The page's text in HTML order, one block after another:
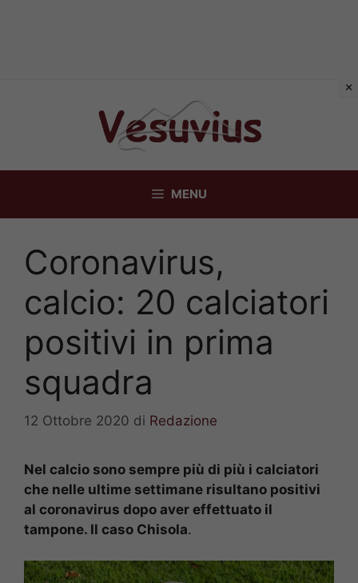
MENU
Coronavirus,
calcio: 20 calciatori
positivi in prima
squadra
12 Ottobre 2020 di Redazione
Nel calcio sono sempre più di più i calciatori
che nelle ultime settimane risultano positivi
al coronavirus dopo aver effettuato il
tampone. Il caso Chisola.